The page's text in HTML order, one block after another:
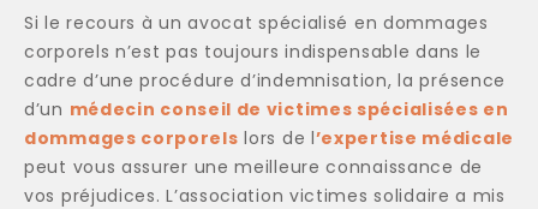
Si le recours à un avocat spécialisé en dommages
corporels n’est pas toujours indispensable dans le
cadre d’une procédure d’indemnisation, la présence
d’un médecin conseil de victimes spécialisées en
dommages corporels lors de l’expertise médicale
peut vous assurer une meilleure connaissance de
vos préjudices. L’association victimes solidaire a mis